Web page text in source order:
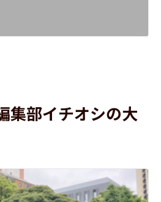
集部イチオシの大